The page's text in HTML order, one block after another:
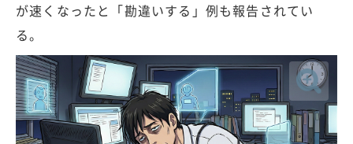
が速くなったと「勘違いする」例も報告されてい
る。